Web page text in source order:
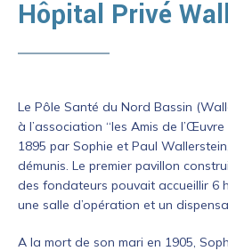
Hôpital Privé
Le Pôle Santé du Nord Bassin
à l’association “les Amis de
1895 par Sophie et Paul
démunis. Le premier pavillon
des fondateurs pouvait accueillir 6
une salle d’opération et un
A la mort de son mari en 1905,